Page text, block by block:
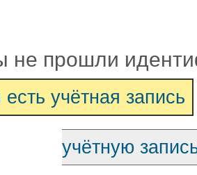
не прошли
учётная запись
учётную